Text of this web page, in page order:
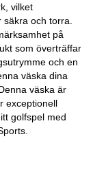
vilket
och torra.
på
som överträffar
och en
väska dina
väska är
exceptionell
golfspel med